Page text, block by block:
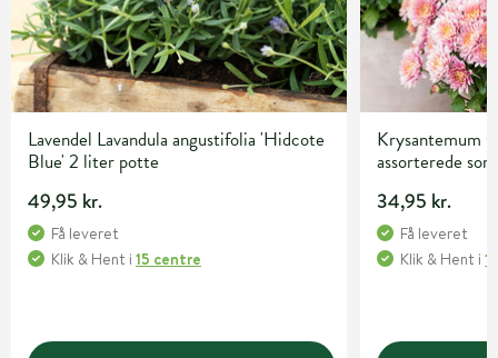
Lavendel Lavandula angustifolia 'Hidcote
Blue' 2 liter potte
49,95 kr.
Få leveret
Klik & Hent i 15 centre
Krysantemum
assorterede
34,95 kr.
Få leveret
Klik & Hent i